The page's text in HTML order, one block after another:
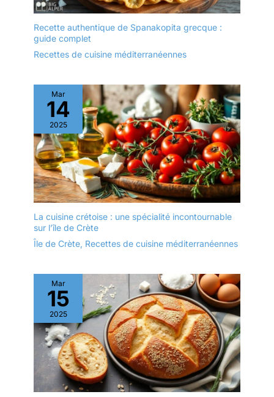
Recette authentique de Spanakopita grecque :
guide complet
Recettes de cuisine méditerranéennes
Mar
14
2025
La cuisine crétoise : une spécialité incontournable
sur l’île de Crète
Île de Crète, Recettes de cuisine méditerranéennes
Mar
15
2025